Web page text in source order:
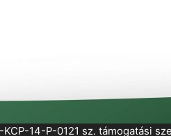
14-P-0121 sz. támogatási